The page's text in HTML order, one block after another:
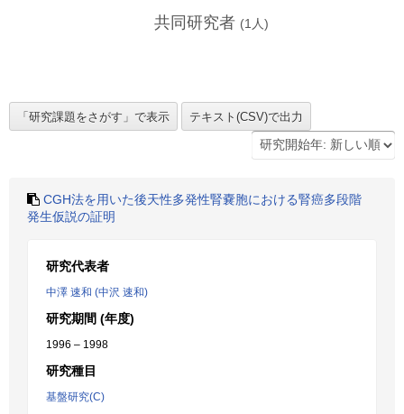
共同研究者 (1 人)
CGH法を用いた後天性多発性腎嚢胞における腎癌多段階
発生仮説の証明
研究代表者
中澤 速和 (中沢 速和)
研究期間 (年度)
1996 – 1998
研究種目
基盤研究(C)